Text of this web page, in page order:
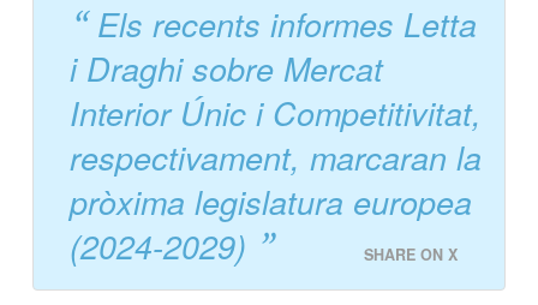
Els recents informes Letta
i Draghi sobre Mercat
Interior Únic i Competitivitat,
respectivament, marcaran la
pròxima legislatura europea
(2024-2029)
SHARE ON X